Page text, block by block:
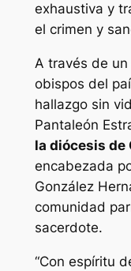
exhaustiva y
el crimen y
A través de
obispos del
hallazgo sin
Pantaleón
la diócesis
encabezada
González
comunidad
sacerdote.
“Con espíritu